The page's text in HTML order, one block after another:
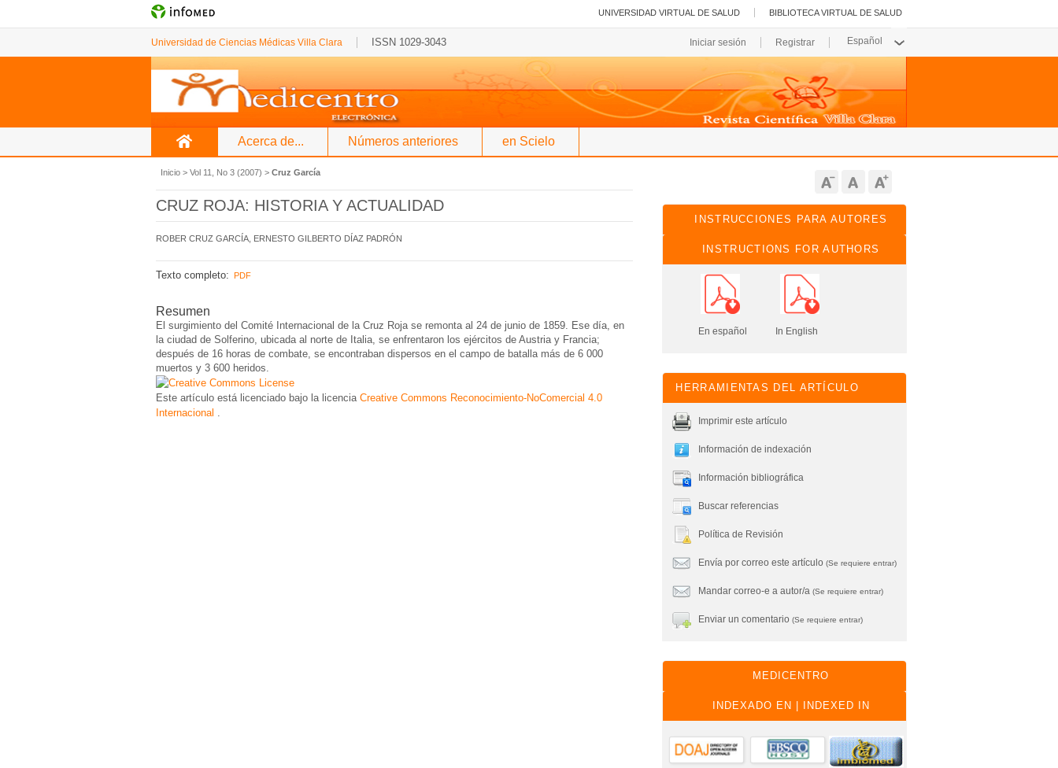
BIBLIOTECA VIRTUAL DE SALUD
UNIVERSIDAD VIRTUAL DE SALUD
Universidad de Ciencias Médicas Villa Clara ISSN 1029-3043 Registrar
Iniciar sesión
INSTRUCCIONES PARA AUTORES
INSTRUCTIONS FOR AUTHORS
En español In English
HERRAMIENTAS DEL ARTÍCULO
Imprimir este artículo
Información de indexación
Información bibliográfica
Buscar referencias
Política de Revisión
Envía por correo este artículo(Se requiere entrar)
Mandar correo-e a autor/a(Se requiere entrar)
Enviar un comentario(Se requiere entrar)
MEDICENTRO
INDEXADO EN | INDEXED IN
Acerca de... Números anteriores en Scielo
Inicio > Vol 11, No 3 (2007) > Cruz García
CRUZ ROJA: HISTORIA Y ACTUALIDAD
ROBER CRUZ GARCÍA, ERNESTO GILBERTO DÍAZ PADRÓN
Texto completo: PDF
Resumen
El surgimiento del Comité Internacional de la Cruz Roja se remonta al 24 de junio de 1859. Ese día, en
la ciudad de Solferino, ubicada al norte de Italia, se enfrentaron los ejércitos de Austria y Francia;
después de 16 horas de combate, se encontraban dispersos en el campo de batalla más de 6 000
muertos y 3 600 heridos.
Este artículo está licenciado bajo la licencia Creative Commons Reconocimiento-NoComercial 4.0
Internacional .